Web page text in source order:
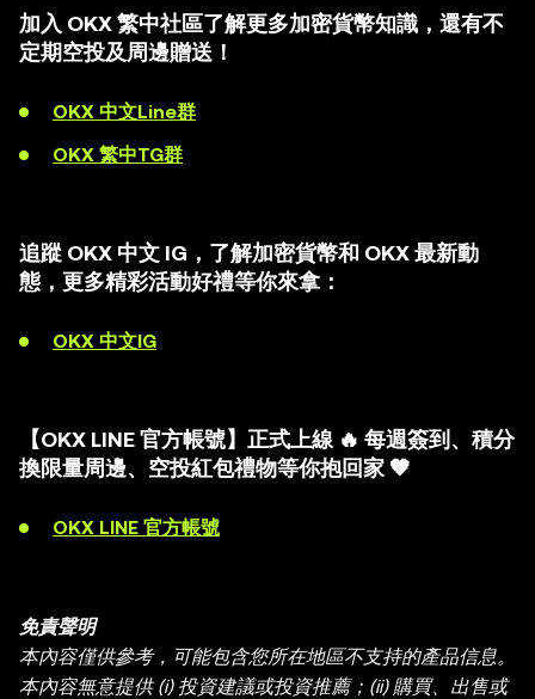
加入 OKX 繁中社區了解更多加密貨幣知識，還有不
定期空投及周邊贈送！
OKX 中文Line群
OKX 繁中TG群
追蹤 OKX 中文 IG，了解加密貨幣和 OKX 最新動
態，更多精彩活動好禮等你來拿：
OKX 中文IG
【OKX LINE 官方帳號】正式上線 🔥 每週簽到、積分
換限量周邊、空投紅包禮物等你抱回家 🧡
OKX LINE 官方帳號
免責聲明
本內容僅供參考，可能包含您所在地區不支持的產品信息。
本內容無意提供 (i) 投資建議或投資推薦；(ii) 購買、出售或